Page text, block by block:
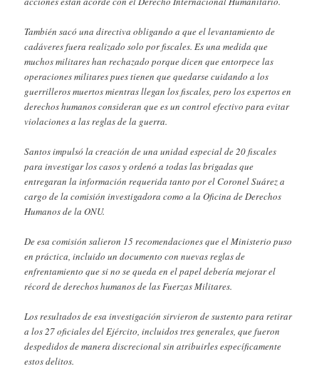
También sacó una directiva obligando a que el levantamiento de
cadáveres fuera realizado solo por fiscales. Es una medida que
muchos militares han rechazado porque dicen que entorpece las
operaciones militares pues tienen que quedarse cuidando a los
guerrilleros muertos mientras llegan los fiscales, pero los expertos en
derechos humanos consideran que es un control efectivo para evitar
violaciones a las reglas de la guerra.
Santos impulsó la creación de una unidad especial de 20 fiscales
para investigar los casos y ordenó a todas las brigadas que
entregaran la información requerida tanto por el Coronel Suárez a
cargo de la comisión investigadora como a la Oficina de Derechos
Humanos de la ONU.
De esa comisión salieron 15 recomendaciones que el Ministerio puso
en práctica, incluido un documento con nuevas reglas de
enfrentamiento que si no se queda en el papel debería mejorar el
récord de derechos humanos de las Fuerzas Militares.
Los resultados de esa investigación sirvieron de sustento para retirar
a los 27 oficiales del Ejército, incluidos tres generales, que fueron
despedidos de manera discrecional sin atribuirles específicamente
estos delitos.